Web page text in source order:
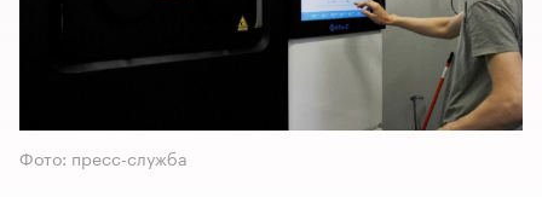
Фото: пресс-служба